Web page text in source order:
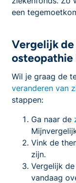
een
Vergelijk
osteopathie
Wil je graag de
veranderen van
stappen:
Ga naar de
Vink de
zijn.
Vergelijk
vandaag